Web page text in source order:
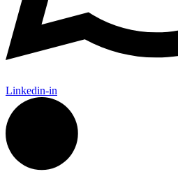
Linkedin-in